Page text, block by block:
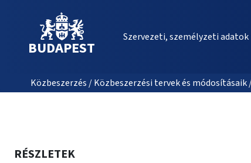
BUDAPEST
Szervezeti, személyzeti adatok
Közbeszerzés / Közbeszerzési tervek és módosításaik
RÉSZLETEK